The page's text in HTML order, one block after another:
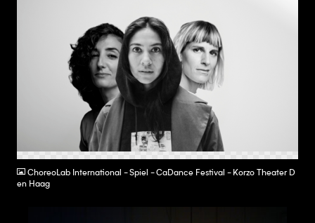
ChoreoLab International - Spiel - CaDance Festival - Korzo Theater D
en Haag